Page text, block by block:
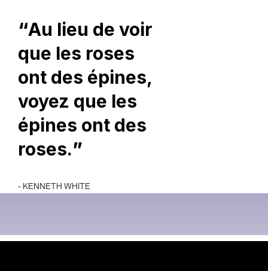
“Au lieu de voir
que les roses
ont des épines,
voyez que les
épines ont des
roses.”
- KENNETH WHITE